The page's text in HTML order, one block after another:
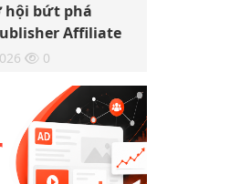
hội bứt phá
Affiliate
0